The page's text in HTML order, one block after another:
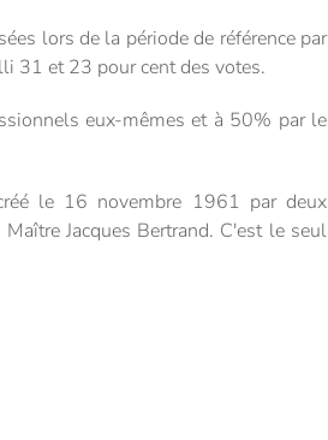
lors de la période de référence par
31 et 23 pour cent des votes.
eux-mêmes et à 50% par le
le 16 novembre 1961 par deux
Jacques Bertrand. C'est le seul